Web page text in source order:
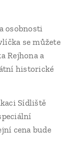
osobnosti
se můžete
Rejhona a
historické
Sídliště
cena bude